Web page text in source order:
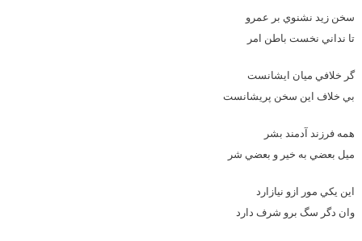
سخن زيد نشنوي بر عمرو
تا نداني نخست باطن امر
گر خلافي ميان ايشانست
بي خلاف اين سخن پريشانست
همه فرزند آدمند بشر
ميل بعضي به خير و بعضي شر
اين يکي مور ازو نيازارد
وان دگر سگ برو شرف دارد